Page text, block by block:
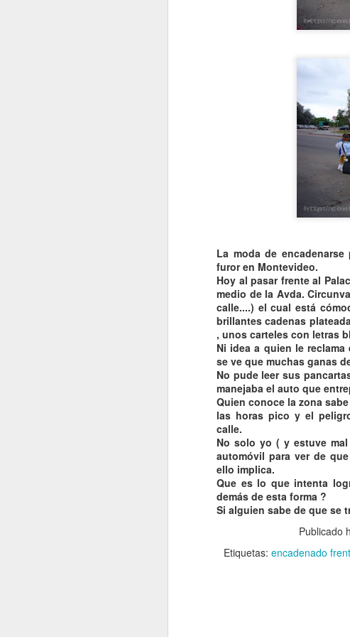
La moda de
furor en Montevideo.
Hoy al pasar frente al
medio de la Avda.
calle....) el cual está
brillantes cadenas
, unos carteles con letras
Ni idea a quien le
se ve que muchas ganas
No pude leer sus
manejaba el auto que
Quien conoce la zona
las horas pico y el
calle.
No solo yo ( y estuve
automóvil para ver de
ello implica.
Que es lo que intenta
demás de esta forma ?
Si alguien sabe de que se
Publicado
Etiquetas: encadenado
VISITA AL Castillo de
Haut Koenisgsbourg.
El MEJOR del mundo
VISITA AL Castillo de Haut
Koenisgsbourg. El MEJOR del
El castillo, cuyo nombre en
alemán es impronunciable para
mi, podría ser traducido por el
"Alto Castillo del Rey", se
encuentra en el término municipal
de la comuna francesa de
Orschwiller, en el departamento de
Stophanberch, que fue donado en
AUG
8
CAE
de
8
que he